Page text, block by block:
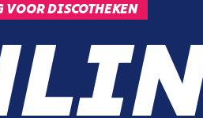
DISCOTHEKEN